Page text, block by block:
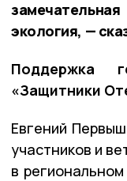
экология, —
Поддержка
«Защитники
Евгений
участников и
в